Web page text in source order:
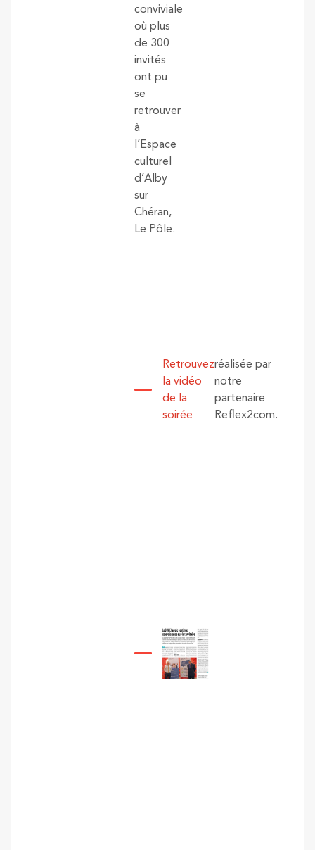
conviviale
où plus
de 300
invités
ont pu
se
retrouver
à
l’Espace
culturel
d’Alby
sur
Chéran,
Le Pôle.
Retrouvez
la vidéo
de la
soirée
réalisée par
notre
partenaire
Reflex2com.